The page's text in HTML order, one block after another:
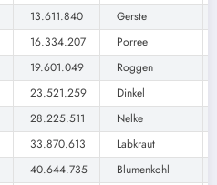
13.611.840
Gerste
16.334.207
Porree
19.601.049
Roggen
23.521.259
Dinkel
28.225.511
Nelke
33.870.613
Labkraut
40.644.735
Blumenkohl